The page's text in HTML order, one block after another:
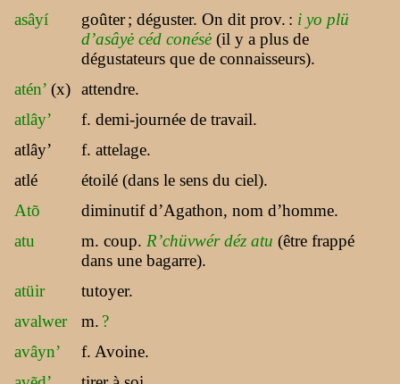
asâyí
goûter; déguster. On dit prov. : i yo plü
d’asâyė céd conésė (il y a plus de
dégustateurs que de connaisseurs).
atén’ (x) attendre.
atlây’
f. demi-journée de travail.
atlây’
f. attelage.
atlé
étoilé (dans le sens du ciel).
Atõ
diminutif d’Agathon, nom d’homme.
atu
m. coup. R’chüvwér déz atu (être frappé
dans une bagarre).
atüir
tutoyer.
avalwer
m. ?
avâyn’
f. Avoine.